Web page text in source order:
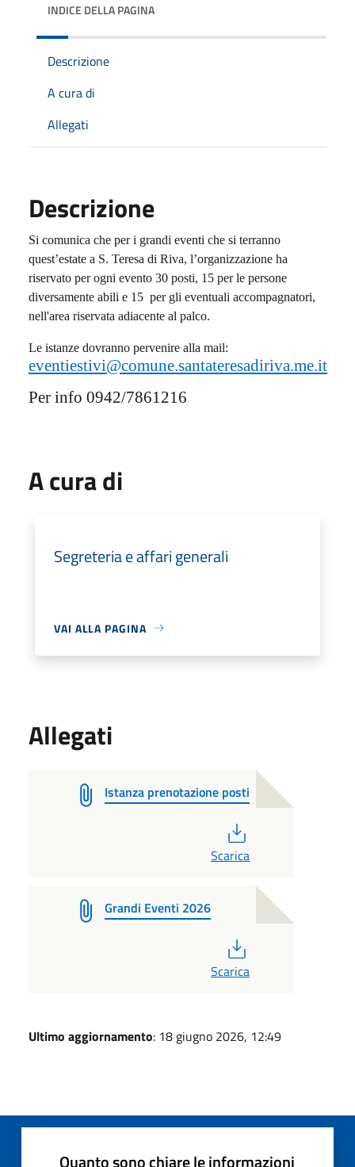
INDICE DELLA PAGINA
Descrizione
A cura di
Allegati
Descrizione
Si comunica che per i grandi eventi che si terranno
quest’estate a S. Teresa di Riva, l’organizzazione ha
riservato per ogni evento 30 posti, 15 per le persone
diversamente abili e 15 per gli eventuali accompagnatori,
nell'area riservata adiacente al palco.
Le istanze dovranno pervenire alla mail:
eventiestivi@comune.santateresadiriva.me.it
Per info 0942/7861216
A cura di
Segreteria e affari generali
VAI ALLA PAGINA
Allegati
Istanza prenotazione posti
Scarica
Grandi Eventi 2026
Scarica
Ultimo aggiornamento: 18 giugno 2026, 12:49
Quanto sono chiare le informazioni